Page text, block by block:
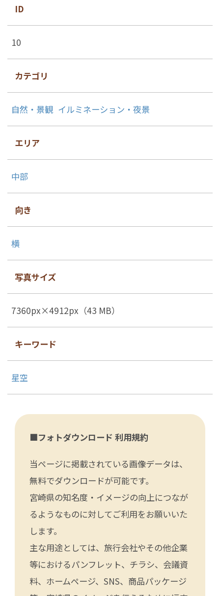
ID
10
カテゴリ
自然・景観 イルミネーション・夜景
エリア
中部
向き
横
写真サイズ
7360px×4912px（43 MB）
キーワード
星空
■フォトダウンロード 利用規約
当ページに掲載されている画像データは、
無料でダウンロードが可能です。
宮崎県の知名度・イメージの向上につなが
るようなものに対してご利用をお願いいた
します。
主な用途としては、旅行会社やその他企業
等におけるパンフレット、チラシ、会議資
料、ホームページ、SNS、商品パッケージ